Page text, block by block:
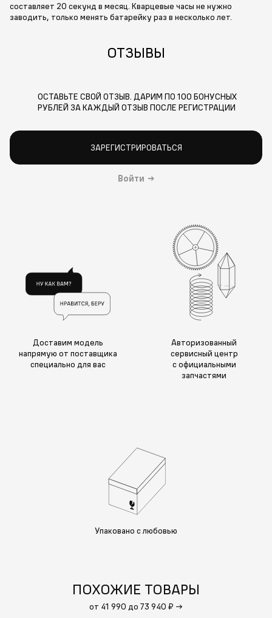
составляет 20 секунд в месяц. Кварцевые часы не нужно
заводить, только менять батарейку раз в несколько лет.
ОТЗЫВЫ
ОСТАВЬТЕ СВОЙ ОТЗЫВ. ДАРИМ ПО 100 БОНУСНЫХ
РУБЛЕЙ ЗА КАЖДЫЙ ОТЗЫВ ПОСЛЕ РЕГИСТРАЦИИ
ЗАРЕГИСТРИРОВАТЬСЯ
Войти →
Доставим модель
напрямую от поставщика
специально для вас
Авторизованный
сервисный центр
с официальными
запчастями
Упаковано с любовью
ПОХОЖИЕ ТОВАРЫ
от 41 990 до 73 940 ₽ →